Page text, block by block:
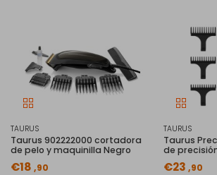
TAURUS
Taurus 902222000 cortadora
de pelo y maquinilla Negro
€18 ,90
TAURUS
Taurus
de
€23 ,90